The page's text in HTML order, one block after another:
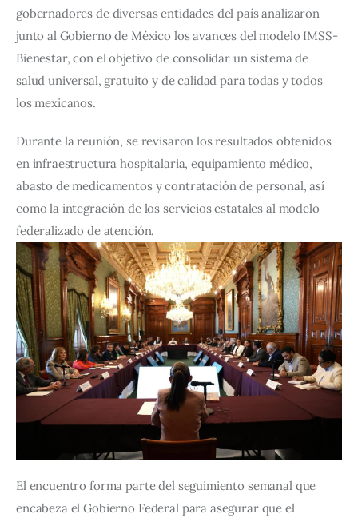
gobernadores de diversas entidades del país analizaron
junto al Gobierno de México los avances del modelo IMSS-
Bienestar, con el objetivo de consolidar un sistema de
salud universal, gratuito y de calidad para todas y todos
los mexicanos.
Durante la reunión, se revisaron los resultados obtenidos
en infraestructura hospitalaria, equipamiento médico,
abasto de medicamentos y contratación de personal, así
como la integración de los servicios estatales al modelo
federalizado de atención.
El encuentro forma parte del seguimiento semanal que
encabeza el Gobierno Federal para asegurar que el